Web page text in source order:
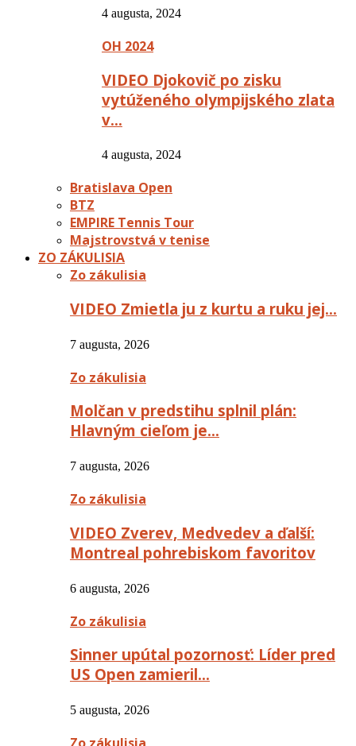
4 augusta, 2024
OH 2024
VIDEO Djokovič po zisku
vytúženého olympijského zlata
v…
4 augusta, 2024
Bratislava Open
BTZ
EMPIRE Tennis Tour
Majstrovstvá v tenise
ZO ZÁKULISIA
Zo zákulisia
VIDEO Zmietla ju z kurtu a ruku jej…
7 augusta, 2026
Zo zákulisia
Molčan v predstihu splnil plán:
Hlavným cieľom je…
7 augusta, 2026
Zo zákulisia
VIDEO Zverev, Medvedev a ďalší:
Montreal pohrebiskom favoritov
6 augusta, 2026
Zo zákulisia
Sinner upútal pozornosť: Líder pred
US Open zamieril…
5 augusta, 2026